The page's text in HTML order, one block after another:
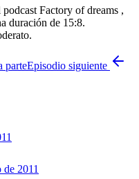
Factory of dreams ,
duración de 15:8.
parteEpisodio siguiente
2011